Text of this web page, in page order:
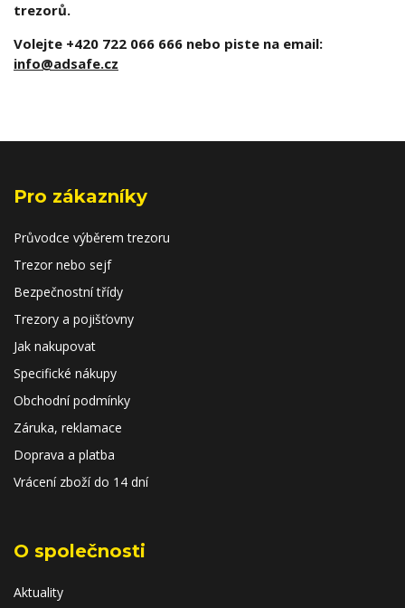
trezorů.
Volejte +420 722 066 666 nebo piste na email:
info@adsafe.cz
Pro zákazníky
Průvodce výběrem trezoru
Trezor nebo sejf
Bezpečnostní třídy
Trezory a pojišťovny
Jak nakupovat
Specifické nákupy
Obchodní podmínky
Záruka, reklamace
Doprava a platba
Vrácení zboží do 14 dní
O společnosti
Aktuality